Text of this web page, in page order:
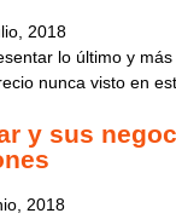
2018
lo último y
nunca visto en
y sus
2018